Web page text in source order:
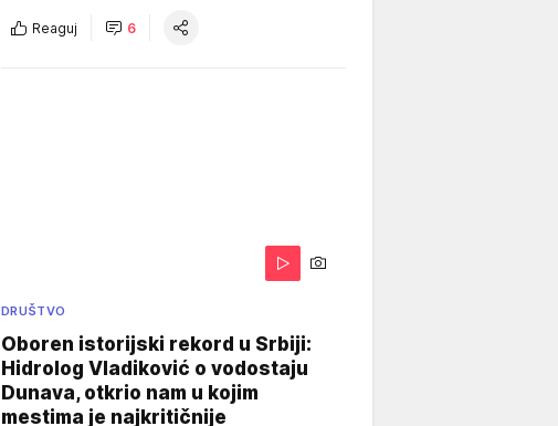
Reaguj 6
DRUŠTVO
Oboren istorijski rekord u Srbiji:
Hidrolog Vladiković o vodostaju
Dunava, otkrio nam u kojim
mestima je najkritičnije